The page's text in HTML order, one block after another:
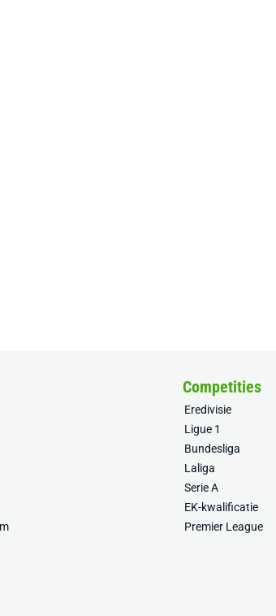
Competities
Eredivisie
Ligue 1
Bundesliga
Laliga
Serie A
EK-kwalificatie
Premier League